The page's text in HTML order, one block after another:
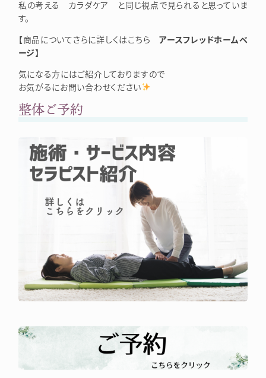
私の考える カラダケア と同じ視点で見られると思っていま
す。
【商品についてさらに詳しくはこちらアースフレッドホームペ
ージ】
気になる方にはご紹介しておりますので
お気がるにお問い合わせください
整体ご予約